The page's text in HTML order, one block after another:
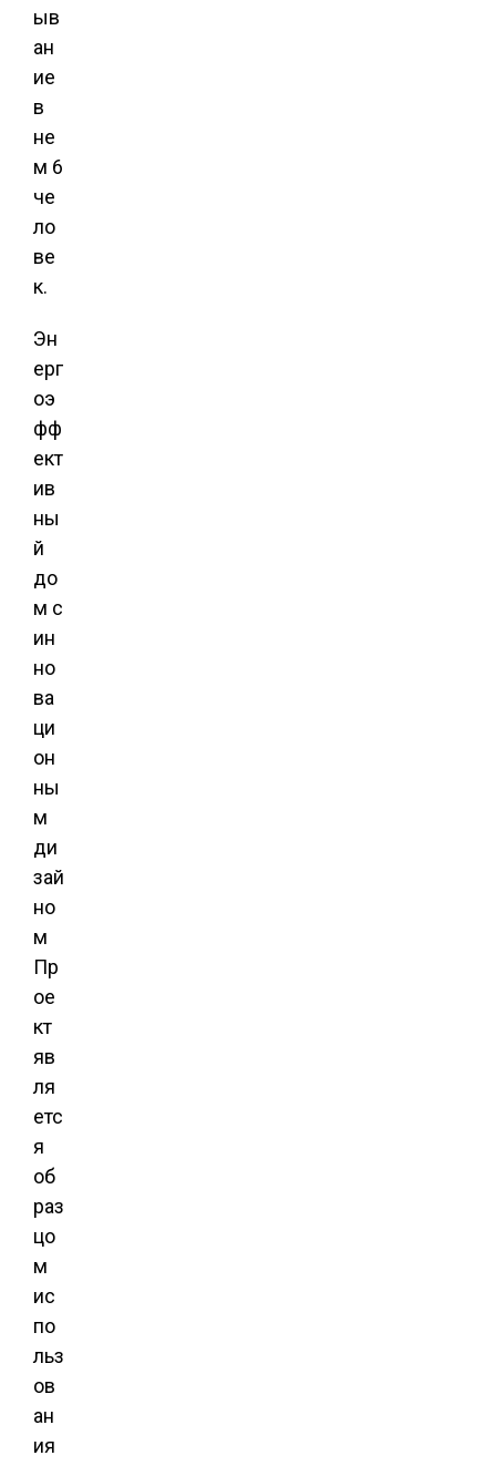
ыв
ан
ие
в
не
м 6
че
ло
ве
к.
Эн
ерг
оэ
фф
ект
ив
ны
й
до
м с
ин
но
ва
ци
он
ны
м
ди
зай
но
м
Пр
ое
кт
яв
ля
етс
я
об
раз
цо
м
ис
по
льз
ов
ан
ия